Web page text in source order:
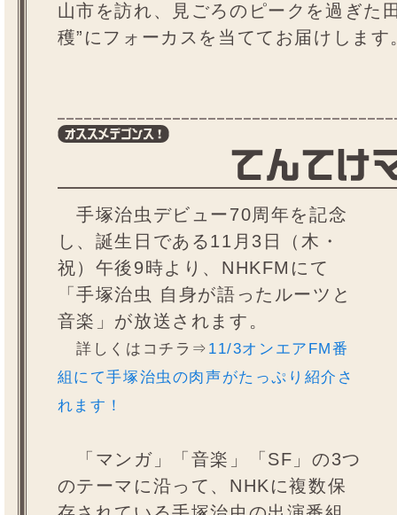
山市を訪れ、見ごろのピークを過ぎた
穫”にフォーカスを当ててお届けします
手塚治虫デビュー70周年を記念
し、誕生日である11月3日（木・
祝）午後9時より、NHKFMにて
「手塚治虫 自身が語ったルーツと
音楽」が放送されます。
詳しくはコチラ⇒ 11/3オンエアFM番
組にて手塚治虫の肉声がたっぷり紹介さ
れます！
「マンガ」「音楽」「SF」の3つ
のテーマに沿って、NHKに複数保